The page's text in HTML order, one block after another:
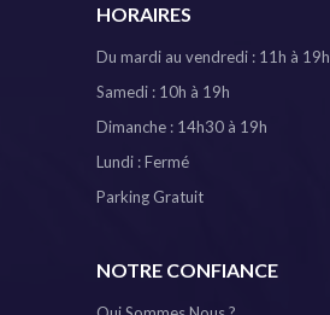
HORAIRES
Du mardi au vendredi : 11h à 19h
Samedi : 10h à 19h
Dimanche : 14h30 à 19h
Lundi : Fermé
Parking Gratuit
NOTRE CONFIANCE